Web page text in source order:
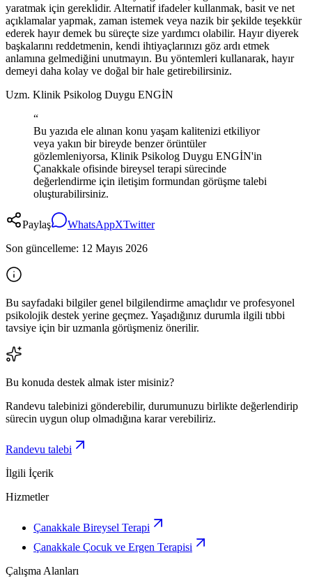
yaratmak için gereklidir. Alternatif ifadeler kullanmak, basit ve net
açıklamalar yapmak, zaman istemek veya nazik bir şekilde teşekkür
ederek hayır demek bu süreçte size yardımcı olabilir. Hayır diyerek
başkalarını reddetmenin, kendi ihtiyaçlarınızı göz ardı etmek
anlamına gelmediğini unutmayın. Bu yöntemleri kullanarak, hayır
demeyi daha kolay ve doğal bir hale getirebilirsiniz.
Uzm. Klinik Psikolog Duygu ENGİN
“
Bu yazıda ele alınan konu yaşam kalitenizi etkiliyor
veya yakın bir bireyde benzer örüntüler
gözlemleniyorsa, Klinik Psikolog Duygu ENGİN'in
Çanakkale ofisinde bireysel terapi sürecinde
değerlendirme için iletişim formundan görüşme talebi
oluşturabilirsiniz.
Paylaş WhatsAppXTwitter
Son güncelleme: 12 Mayıs 2026
Bu sayfadaki bilgiler genel bilgilendirme amaçlıdır ve profesyonel
psikolojik destek yerine geçmez. Yaşadığınız durumla ilgili tıbbi
tavsiye için bir uzmanla görüşmeniz önerilir.
Bu konuda destek almak ister misiniz?
Randevu talebinizi gönderebilir, durumunuzu birlikte değerlendirip
sürecin uygun olup olmadığına karar verebiliriz.
Randevu talebi
İlgili İçerik
Hizmetler
Çanakkale Bireysel Terapi
Çanakkale Çocuk ve Ergen Terapisi
Çalışma Alanları